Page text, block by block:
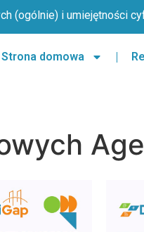
(ogólnie) i umiejętności
Strona domowa